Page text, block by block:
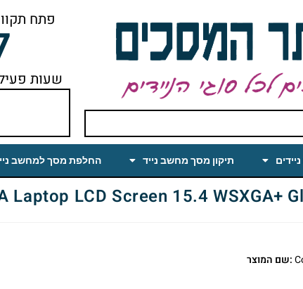
פתח תקווה מוטה גור 5
שעות פעילות א'-ה' 10.00 עד
תיקון מסך מחשב נייד החלפת מסך למחשב
:שם המוצר